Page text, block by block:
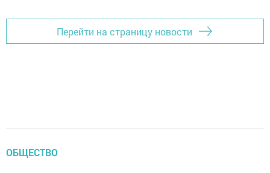
Перейти на страницу новости
ОБЩЕСТВО